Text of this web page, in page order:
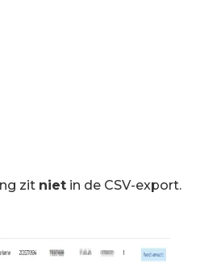
zit niet in de CSV-export.